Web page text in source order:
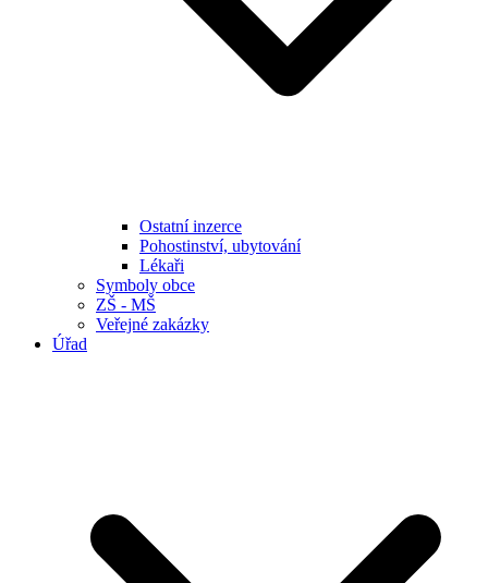
Ostatní inzerce
Pohostinství, ubytování
Lékaři
Symboly obce
ZŠ - MŠ
Veřejné zakázky
Úřad